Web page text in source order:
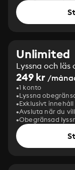
Unlimited
Lyssna och läs
249 kr /
1 konto
Lyssna
Exklusivt innehåll
Avsluta när du vill
Obegränsad